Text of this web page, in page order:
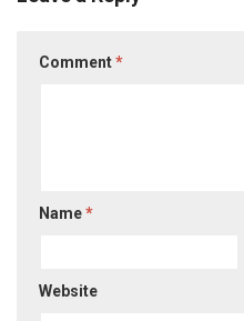
Comment*
Name*
Website